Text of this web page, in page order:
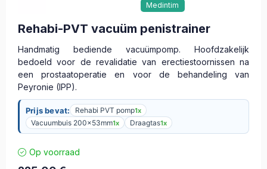
Medintim
Rehabi-PVT vacuüm penistrainer
Handmatig bediende vacuümpomp. Hoofdzakelijk
bedoeld voor de revalidatie van erectiestoornissen na
een prostaatoperatie en voor de behandeling van
Peyronie (IPP).
Prijs bevat: Rehabi PVT pomp1x
Vacuumbuis 200x53mm1x Draagtas1x
Op voorraad